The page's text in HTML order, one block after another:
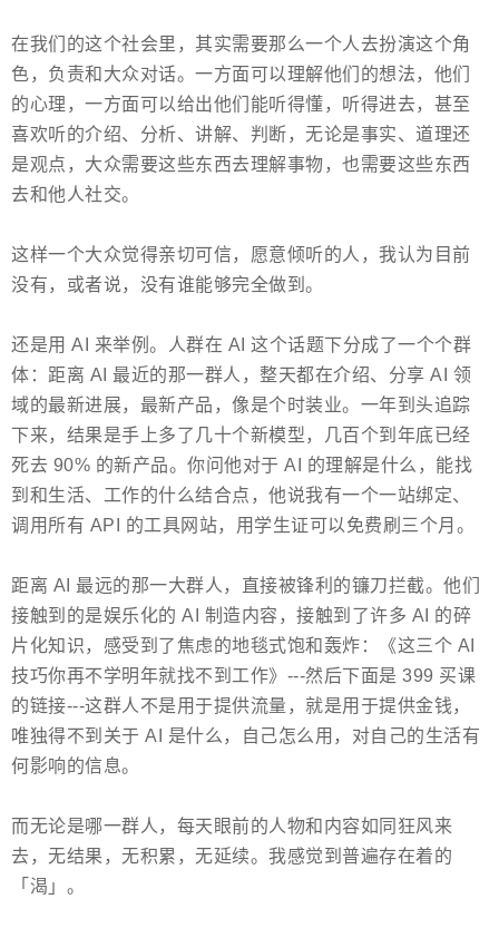
在我们的这个社会里，其实需要那么一个人去扮演这个角
色，负责和大众对话。一方面可以理解他们的想法，他们
的心理，一方面可以给出他们能听得懂，听得进去，甚至
喜欢听的介绍、分析、讲解、判断，无论是事实、道理还
是观点，大众需要这些东西去理解事物，也需要这些东西
去和他人社交。
这样一个大众觉得亲切可信，愿意倾听的人，我认为目前
没有，或者说，没有谁能够完全做到。
还是用 AI 来举例。人群在 AI 这个话题下分成了一个个群
体：距离 AI 最近的那一群人，整天都在介绍、分享 AI 领
域的最新进展，最新产品，像是个时装业。一年到头追踪
下来，结果是手上多了几十个新模型，几百个到年底已经
死去 90% 的新产品。你问他对于 AI 的理解是什么，能找
到和生活、工作的什么结合点，他说我有一个一站绑定、
调用所有 API 的工具网站，用学生证可以免费刷三个月。
距离 AI 最远的那一大群人，直接被锋利的镰刀拦截。他们
接触到的是娱乐化的 AI 制造内容，接触到了许多 AI 的碎
片化知识，感受到了焦虑的地毯式饱和轰炸：《这三个 AI
技巧你再不学明年就找不到工作》---然后下面是 399 买课
的链接---这群人不是用于提供流量，就是用于提供金钱，
唯独得不到关于 AI 是什么，自己怎么用，对自己的生活有
何影响的信息。
而无论是哪一群人，每天眼前的人物和内容如同狂风来
去，无结果，无积累，无延续。我感觉到普遍存在着的
「渴」。